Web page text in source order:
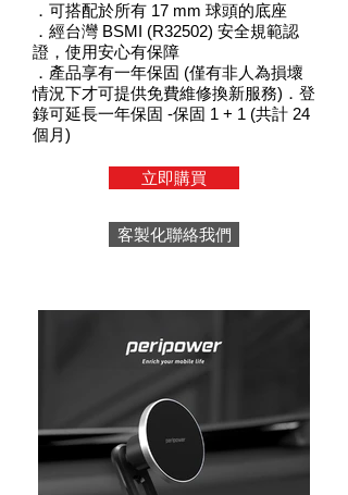
．可搭配於所有 17 mm 球頭的底座
．經台灣 BSMI (R32502) 安全規範認
證，使用安心有保障
．產品享有一年保固 (僅有非人為損壞
情況下才可提供免費維修換新服務) ．登
錄可延長一年保固 -保固 1 + 1 (共計 24
個月)
立即購買
客製化聯絡我們